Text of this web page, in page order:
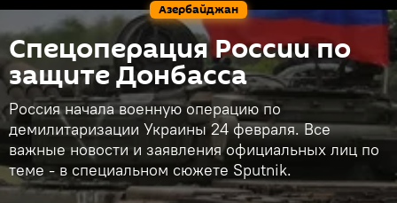
Азербайджан
Спецоперация России по
защите Донбасса
Россия начала военную операцию по
демилитаризации Украины 24 февраля. Все
важные новости и заявления официальных лиц по
теме - в специальном сюжете Sputnik.